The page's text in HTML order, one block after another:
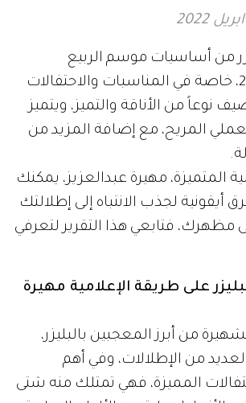
من أساسيات موسم الربيع
والصيف في 2022، خاصة في المناسبات والاحتفالات
نوعاً من الأناقة والتميز، ويتميز
المريح، مع إضافة المزيد من
المتميزة، مهيرة عبدالعزيز، يمكنك
أيقونية لجذب الانتباه إلى إطلالتك
مظهرك، فتابعي هذا التقرير لتعرفي
على طريقة الإعلامية مهيرة
من أبرز المعجبين بالبليزر،
من الإطلالات، وفي أهم
المميزة، فهي تمتلك منه شتى